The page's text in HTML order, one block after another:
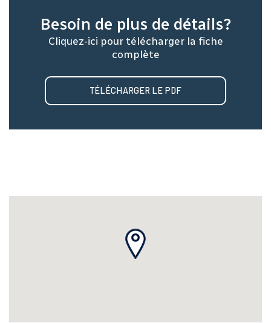
Besoin de plus de détails?
Cliquez-ici pour télécharger la fiche
complète
TÉLÉCHARGER LE PDF